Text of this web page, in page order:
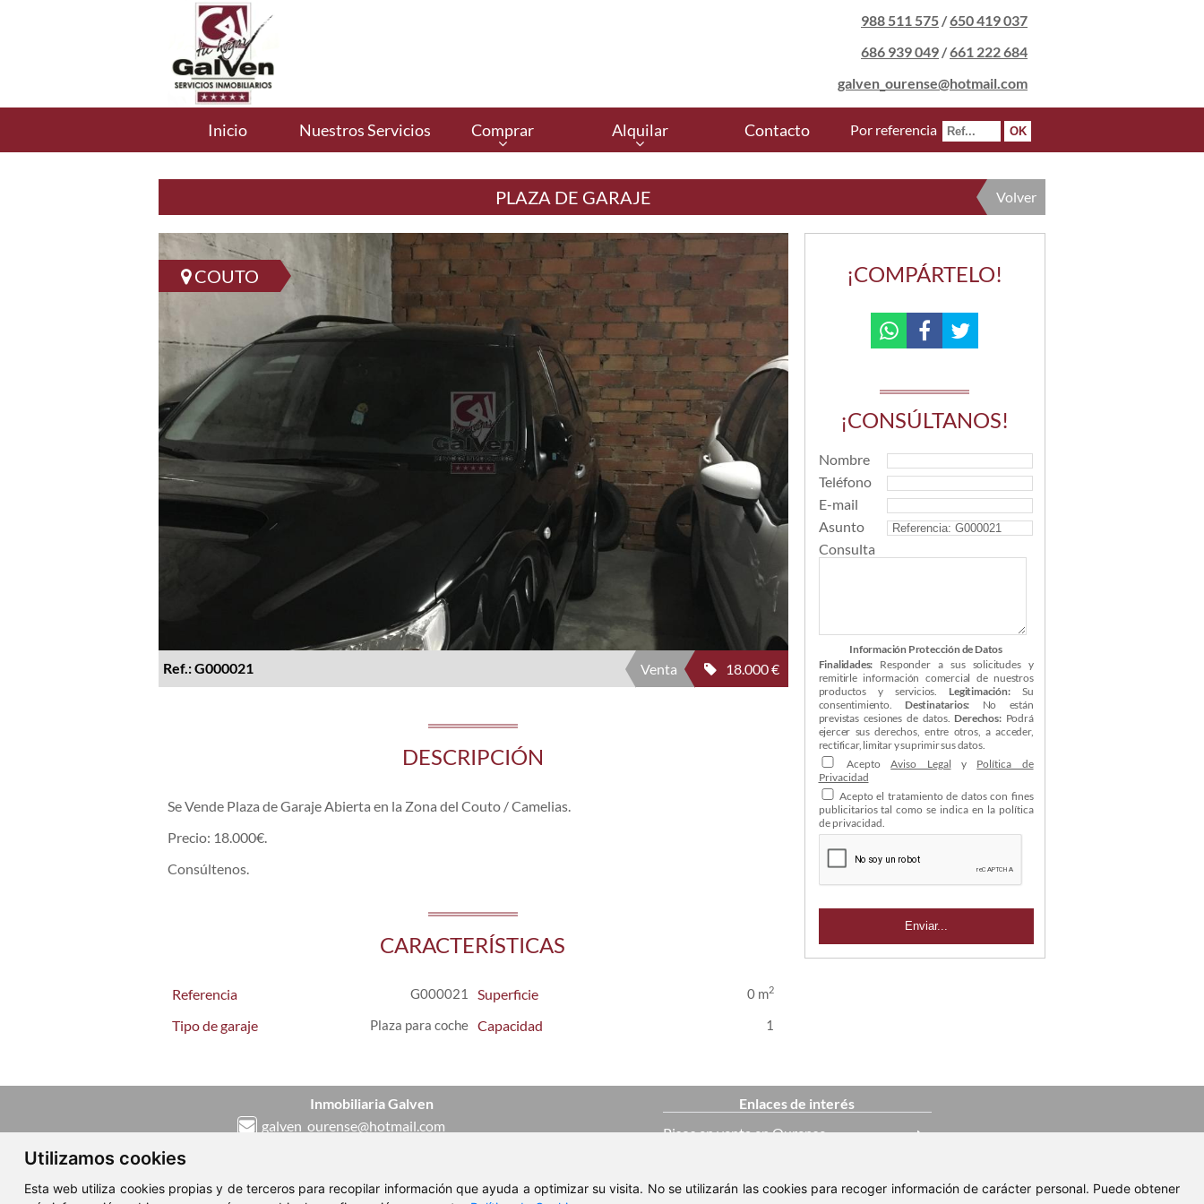
Utilizamos cookies
Esta web utiliza cookies propias y de terceros para recopilar información que ayuda a optimizar su visita. No se utilizarán las cookies para recoger información de carácter personal. Puede obtener
988 511 575 /650 419 037
686 939 049 /661 222 684
galven_ourense@hotmail.com
Inicio Nuestros Servicios Comprar Alquilar Contacto Por referencia
PLAZA DE GARAJE Volver
COUTO
Ref.: G000021 Venta 18.000 €
DESCRIPCIÓN
Se Vende Plaza de Garaje Abierta en la Zona del Couto / Camelias.
Precio: 18.000€.
Consúltenos.
CARACTERÍSTICAS
Referencia G000021 Superficie 0 m2
Tipo de garaje Plaza para coche Capacidad 1
¡COMPÁRTELO!
¡CONSÚLTANOS!
Nombre
Teléfono
E-mail
Asunto
Consulta
Información Protección de Datos
Finalidades: Responder a sus solicitudes y
remitirle información comercial de nuestros
productos y servicios. Legitimación:Su
consentimiento. Destinatarios: No están
previstas cesiones de datos. Derechos:Podrá
ejercer sus derechos, entre otros, a acceder,
rectificar, limitar y suprimir sus datos.
AceptoAviso Legal y Política de
Privacidad
Acepto el tratamiento de datos con fines
publicitarios tal como se indica en la política
de privacidad.
Inmobiliaria Galven
galven_ourense@hotmail.com
Calle progreso Nº 68 bajo
Enlaces de interés
Pisos en venta en Ourense